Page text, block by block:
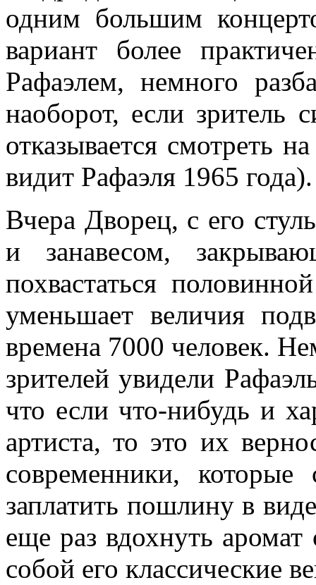
одним большим
вариант более
Рафаэлем, немного
наоборот, если
отказывается смотреть
видит Рафаэля 1965 года).
Вчера Дворец, с его
и занавесом,
похвастаться
уменьшает величия
времена 7000 человек.
зрителей увидели
что если что-нибудь и
артиста, то это их
современники,
заплатить пошлину в
еще раз вдохнуть
собой его классические